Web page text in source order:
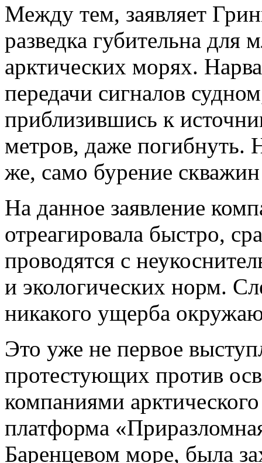
Между тем, заявляет
разведка губительна
арктических морях.
передачи сигналов
приблизившись к
метров, даже погибнуть.
же, само бурение
На данное заявление
отреагировала быстро,
проводятся с
и экологических норм.
никакого ущерба
Это уже не первое
протестующих против
компаниями
платформа
Баренцевом море, была